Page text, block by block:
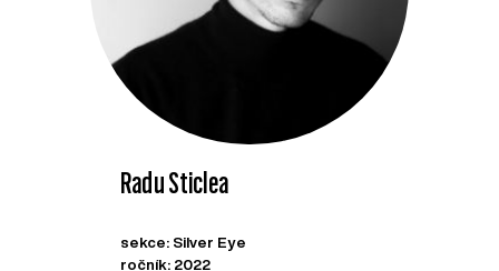
Radu Sticlea
sekce: Silver Eye
ročník: 2022